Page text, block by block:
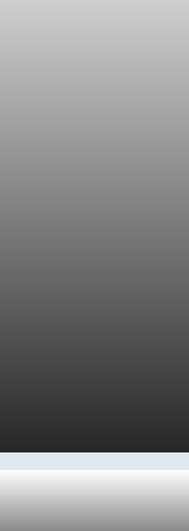
Selengkapnya